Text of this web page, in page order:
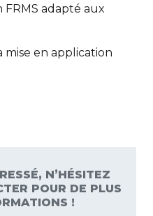
adapté aux
en application
N’HÉSITEZ
POUR DE PLUS
!